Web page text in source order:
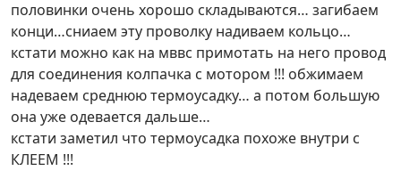
половинки очень хорошо складываются… загибаем
конци…сниаем эту проволку надиваем кольцо…
кстати можно как на мввс примотать на него провод
для соединения колпачка с мотором !!! обжимаем
надеваем среднюю термоусадку… а потом большую
она уже одевается дальше…
кстати заметил что термоусадка похоже внутри с
КЛЕЕМ !!!